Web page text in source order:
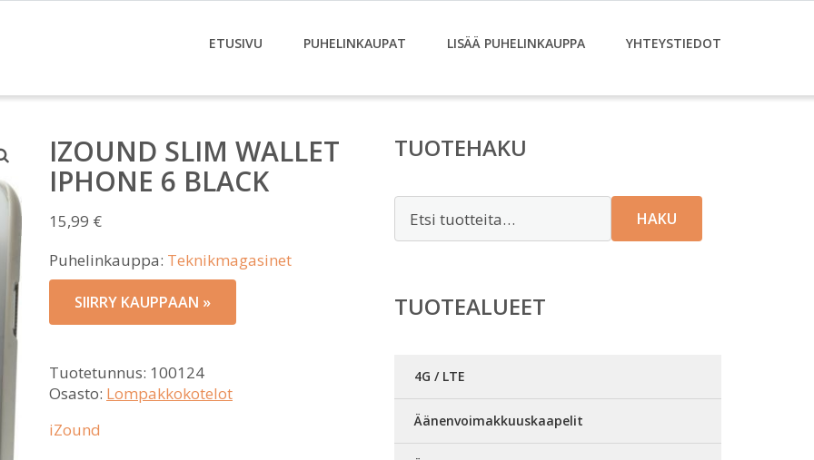
ETUSIVU PUHELINKAUPAT LISÄÄ PUHELINKAUPPA YHTEYSTIEDOT
IZOUND SLIM WALLET
IPHONE 6 BLACK
15,99 €
Puhelinkauppa: Teknikmagasinet
SIIRRY KAUPPAAN »
Tuotetunnus: 100124
Osasto: Lompakkokotelot
iZound
TUOTEHAKU
HAKU
TUOTEALUEET
4G / LTE
Äänenvoimakkuuskaapelit